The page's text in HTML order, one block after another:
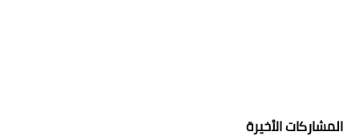
المشاركات الأخيرة